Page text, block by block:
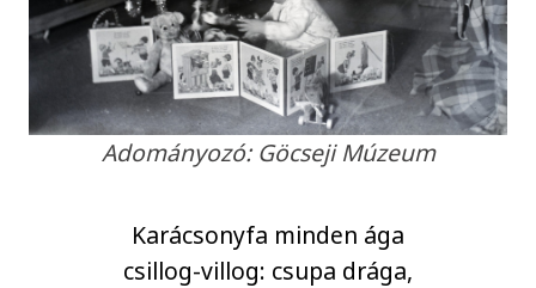
Adományozó: Göcseji Múzeum
Karácsonyfa minden ága
csillog-villog: csupa drága,